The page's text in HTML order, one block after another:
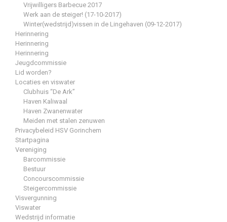
Vrijwilligers Barbecue 2017
Werk aan de steiger! (17-10-2017)
Winter(wedstrijd)vissen in de Lingehaven (09-12-2017)
Herinnering
Herinnering
Herinnering
Jeugdcommissie
Lid worden?
Locaties en viswater
Clubhuis “De Ark”
Haven Kaliwaal
Haven Zwanenwater
Meiden met stalen zenuwen
Privacybeleid HSV Gorinchem
Startpagina
Vereniging
Barcommissie
Bestuur
Concourscommissie
Steigercommissie
Visvergunning
Viswater
Wedstrijd informatie